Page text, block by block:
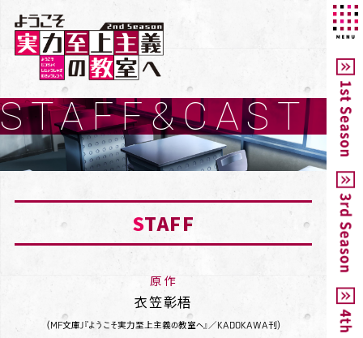
STAFF&CAST
STAFF
原作
衣笠彰梧
(MF文庫J『ようこそ実力至上主義の教室へ』／KADOKAWA刊)